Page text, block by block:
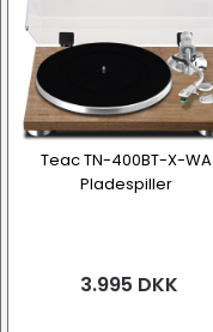
Teac TN-400BT-X-WA
Pladespiller
3.995 DKK